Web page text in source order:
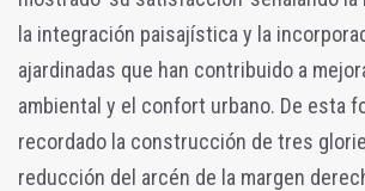
la integración paisajística y la
ajardinadas que han contribuido a
ambiental y el confort urbano. De esta
recordado la construcción de tres
reducción del arcén de la margen